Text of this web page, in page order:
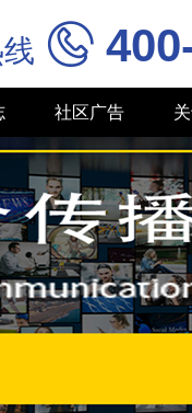

社区广告